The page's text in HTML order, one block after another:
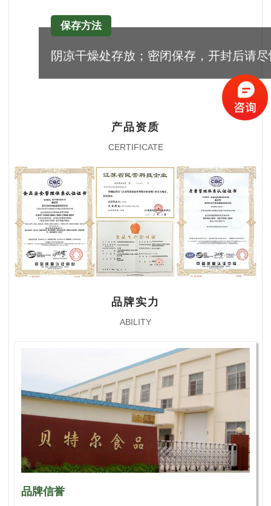
保存方法
阴凉干燥处存放；密闭保存，开封后请
产品资质
CERTIFICATE
品牌实力
ABILITY
品牌信誉